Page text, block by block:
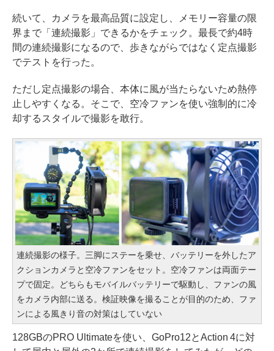
続いて、カメラを最高品質に設定し、メモリー容量の限
界まで「連続撮影」できるかをチェック。最長で約4時
間の連続撮影になるので、歩きながらではなく定点撮影
でテストを行った。
ただし定点撮影の場合、本体に風が当たらないため熱停
止しやすくなる。そこで、空冷ファンを使い強制的に冷
却するスタイルで撮影を敢行。
連続撮影の様子。三脚にステーを乗せ、バッテリーを外したア
クションカメラと空冷ファンをセット。空冷ファンは両面テー
プで固定。どちらもモバイルバッテリーで駆動し、ファンの風
をカメラ内部に送る。検証映像を撮ることが目的のため、ファ
ンによる風きり音の対策はしていない
128GBのPRO Ultimateを使い、GoPro12とAction 4に対